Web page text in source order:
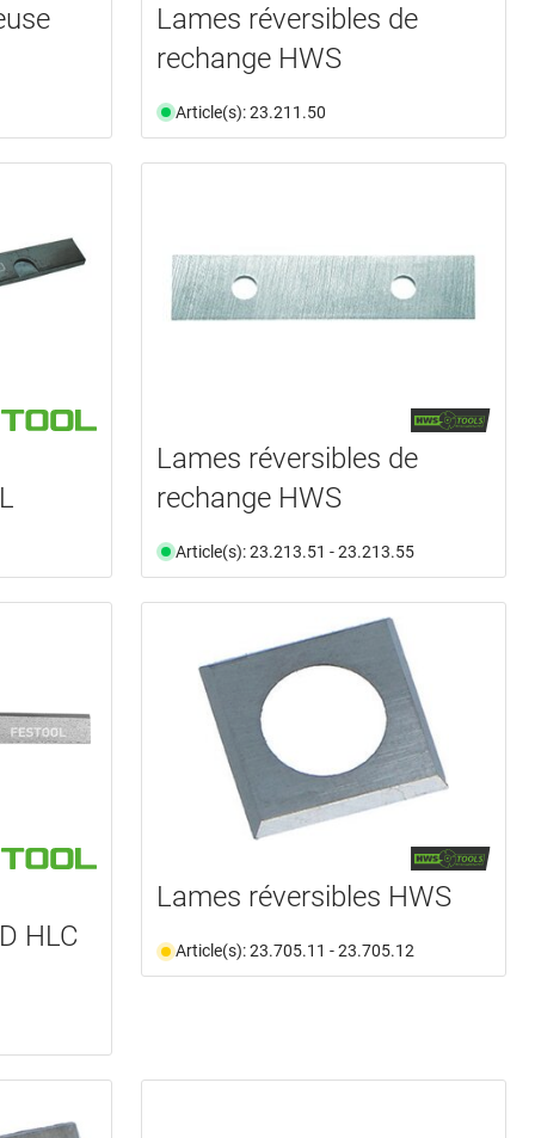
Lames réversibles de
rechange HWS
Article(s): 23.211.50
Lames réversibles de
rechange HWS
Article(s): 23.213.51 - 23.213.55
HLC
Lames réversibles HWS
Article(s): 23.705.11 - 23.705.12